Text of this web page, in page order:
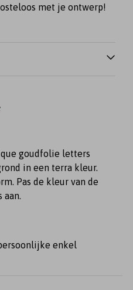
met je ontwerp!
goudfolie letters
in een terra kleur.
Pas de kleur van de
aan.
enkel